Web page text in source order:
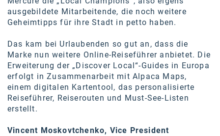
TEDAI
TheVentury
VELUX
vivo
WALTER GROUP
WEB Windenergie AG
ausgebildete Mitarbeitende, die noch weitere
Geheimtipps für ihre Stadt in petto haben.
Das kam bei Urlaubenden so gut an, dass die
Marke nun weitere Online-Reiseführer anbietet. Die
Erweiterung der „Discover Local“-Guides in Europa
erfolgt in Zusammenarbeit mit Alpaca Maps,
einem digitalen Kartentool, das personalisierte
Reiseführer, Reiserouten und Must-See-Listen
erstellt.
Vincent Moskovtchenko, Vice President